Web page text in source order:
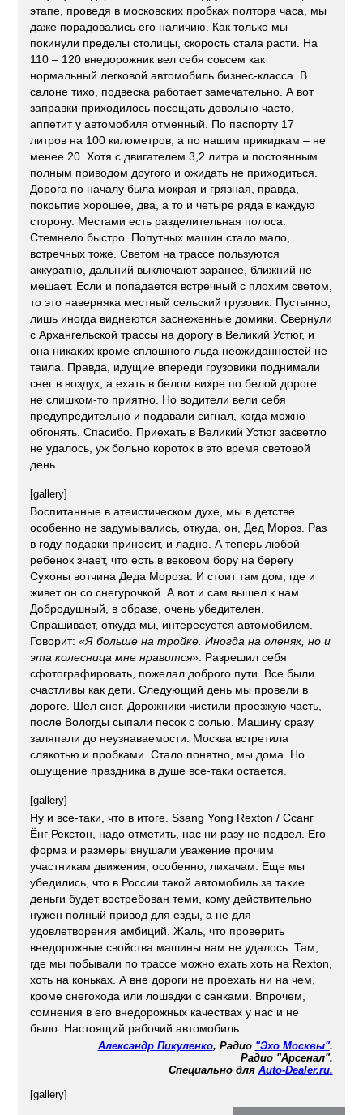
этапе, проведя в московских пробках полтора часа, мы
даже порадовались его наличию. Как только мы
покинули пределы столицы, скорость стала расти. На
110 – 120 внедорожник вел себя совсем как
нормальный легковой автомобиль бизнес-класса. В
салоне тихо, подвеска работает замечательно. А вот
заправки приходилось посещать довольно часто,
аппетит у автомобиля отменный. По паспорту 17
литров на 100 километров, а по нашим прикидкам – не
менее 20. Хотя с двигателем 3,2 литра и постоянным
полным приводом другого и ожидать не приходиться.
Дорога по началу была мокрая и грязная, правда,
покрытие хорошее, два, а то и четыре ряда в каждую
сторону. Местами есть разделительная полоса.
Стемнело быстро. Попутных машин стало мало,
встречных тоже. Светом на трассе пользуются
аккуратно, дальний выключают заранее, ближний не
мешает. Если и попадается встречный с плохим светом,
то это наверняка местный сельский грузовик. Пустынно,
лишь иногда виднеются заснеженные домики. Свернули
с Архангельской трассы на дорогу в Великий Устюг, и
она никаких кроме сплошного льда неожиданностей не
таила. Правда, идущие впереди грузовики поднимали
снег в воздух, а ехать в белом вихре по белой дороге
не слишком-то приятно. Но водители вели себя
предупредительно и подавали сигнал, когда можно
обгонять. Спасибо. Приехать в Великий Устюг засветло
не удалось, уж больно короток в это время световой
день.
[gallery]
Воспитанные в атеистическом духе, мы в детстве
особенно не задумывались, откуда, он, Дед Мороз. Раз
в году подарки приносит, и ладно. А теперь любой
ребенок знает, что есть в вековом бору на берегу
Сухоны вотчина Деда Мороза. И стоит там дом, где и
живет он со снегурочкой. А вот и сам вышел к нам.
Добродушный, в образе, очень убедителен.
Спрашивает, откуда мы, интересуется автомобилем.
Говорит:«Я больше на тройке. Иногда на оленях, но и
эта колесница мне нравится». Разрешил себя
сфотографировать, пожелал доброго пути. Все были
счастливы как дети. Следующий день мы провели в
дороге. Шел снег. Дорожники чистили проезжую часть,
после Вологды сыпали песок с солью. Машину сразу
заляпали до неузнаваемости. Москва встретила
слякотью и пробками. Стало понятно, мы дома. Но
ощущение праздника в душе все-таки остается.
[gallery]
Ну и все-таки, что в итоге. Ssang Yong Rexton / Ссанг
Ёнг Рекстон, надо отметить, нас ни разу не подвел. Его
форма и размеры внушали уважение прочим
участникам движения, особенно, лихачам. Еще мы
убедились, что в России такой автомобиль за такие
деньги будет востребован теми, кому действительно
нужен полный привод для езды, а не для
удовлетворения амбиций. Жаль, что проверить
внедорожные свойства машины нам не удалось. Там,
где мы побывали по трассе можно ехать хоть на Rexton,
хоть на коньках. А вне дороги не проехать ни на чем,
кроме снегохода или лошадки с санками. Впрочем,
сомнения в его внедорожных качествах у нас и не
было. Настоящий рабочий автомобиль.
Александр Пикуленко, Радио "Эхо Москвы".
Радио "Арсенал".
Специально для Auto-Dealer.ru.
[gallery]